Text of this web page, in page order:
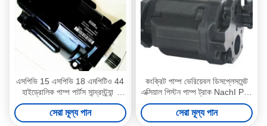
এসপিভি 15 এসপিভি 18 এমপিটিও 44
হাইড্রোলিক পাম্প পার্টস সান্দ্রস্ট্র্যান্ড
এসপিভি 27 ভালভ প্লেট মোটর
সেরা মূল্য পান
কংক্রিট পাম্প ভেরিয়েবল ডিসপ্লেসমেন্ট
এক্সিয়াল পিস্টন পাম্প ট্রাক NachI PZ-
6B-220
সেরা মূল্য পান